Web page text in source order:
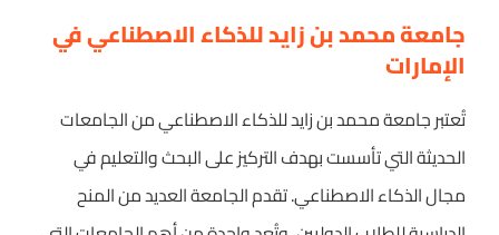
جامعة محمد بن زايد للذكاء الاصطناعي في
الإمارات
تُعتبر جامعة محمد بن زايد للذكاء الاصطناعي من الجامعات
الحديثة التي تأسست بهدف التركيز على البحث والتعليم في
مجال الذكاء الاصطناعي. تقدم الجامعة العديد من المنح